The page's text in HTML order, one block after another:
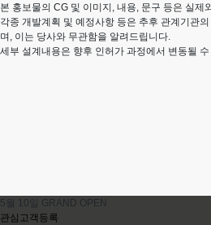
본 홍보물의 CG 및 이미지, 내용, 문구 등은 실제
각종 개발계획 및 예정사항 등은 추후 관계기관
며, 이는 당사와 무관함을 알려드립니다.
세부 설계내용은 향후 인허가 과정에서 변동될 수
5월 10일 GRAND OPEN
관심고객등록